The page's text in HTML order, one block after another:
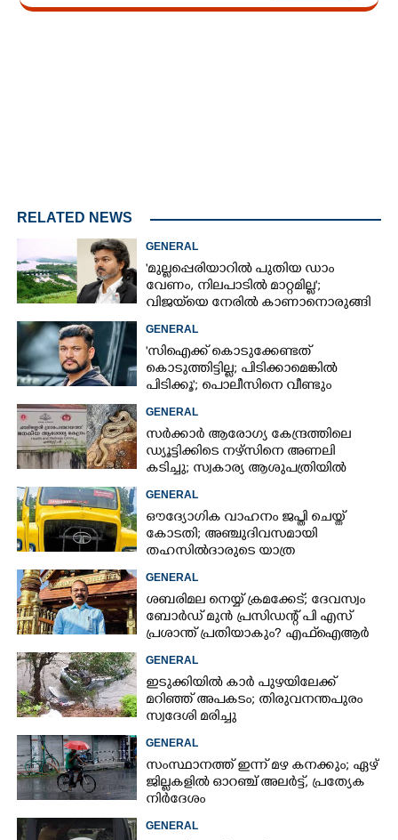
RELATED NEWS
GENERAL
'മുല്ലപ്പെരിയാറിൽ പുതിയ ഡാം
വേണം, നിലപാടിൽ മാറ്റമില്ല';
വിജയ്‌യെ നേരിൽ കാണാനൊരുങ്ങി
GENERAL
'സിഐക്ക് കൊടുക്കേണ്ടത്
കൊടുത്തിട്ടില്ല; പിടിക്കാമെങ്കിൽ
പിടിക്കൂ'; പൊലീസിനെ വീണ്ടും
GENERAL
സർക്കാർ ആരോഗ്യ കേന്ദ്രത്തിലെ
ഡ്യൂട്ടിക്കിടെ നഴ്സിനെ അണലി
കടിച്ചു; സ്വകാര്യ ആശുപത്രിയിൽ
GENERAL
ഔദ്യോഗിക വാഹനം ജപ്തി ചെയ്ത്
കോടതി; അഞ്ചുദിവസമായി
തഹസിൽദാരുടെ യാത്ര
GENERAL
ശബരിമല നെയ്യ് ക്രമക്കേട്; ദേവസ്വം
ബോർഡ് മുൻ പ്രസിഡന്റ് പി എസ്
പ്രശാന്ത് പ്രതിയാകും? എഫ്ഐആർ
GENERAL
ഇടുക്കിയിൽ കാർ പുഴയിലേക്ക്
മറിഞ്ഞ് അപകടം; തിരുവനന്തപുരം
സ്വദേശി മരിച്ചു
GENERAL
സംസ്ഥാനത്ത് ഇന്ന് മഴ കനക്കും; ഏഴ്
ജില്ലകളിൽ ഓറഞ്ച് അലർട്ട്, പ്രത്യേക
നിർദേശം
GENERAL